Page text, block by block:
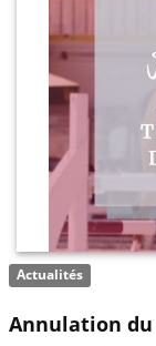
Actualités
Annulation du